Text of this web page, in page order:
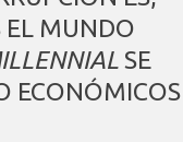
EL MUNDO
SE
ECONÓMICOS